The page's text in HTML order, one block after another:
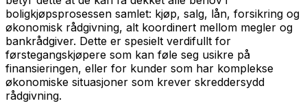
boligkjøpsprosessen samlet: kjøp, salg, lån, forsikring og
økonomisk rådgivning, alt koordinert mellom megler og
bankrådgiver. Dette er spesielt verdifullt for
førstegangskjøpere som kan føle seg usikre på
finansieringen, eller for kunder som har komplekse
økonomiske situasjoner som krever skreddersydd
rådgivning.